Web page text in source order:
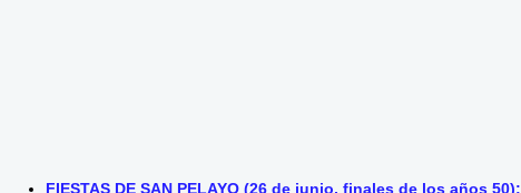
FIESTAS DE SAN PELAYO (26 de junio, finales de los años 50):